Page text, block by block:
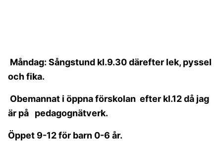
Måndag: Sångstund kl.9.30 därefter lek, pyssel
och fika.
Obemannat i öppna förskolan efter kl.12 då jag
är på pedagognätverk.
Öppet 9-12 för barn 0-6 år.